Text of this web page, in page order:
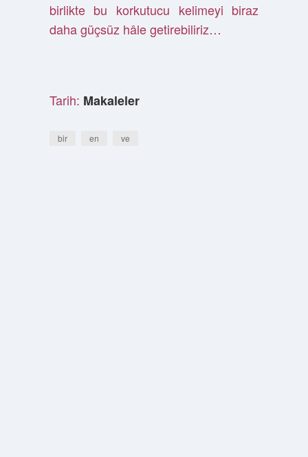
birlikte bu korkutucu kelimeyi biraz
daha güçsüz hâle getirebiliriz…
Tarih: Makaleler
bir en ve